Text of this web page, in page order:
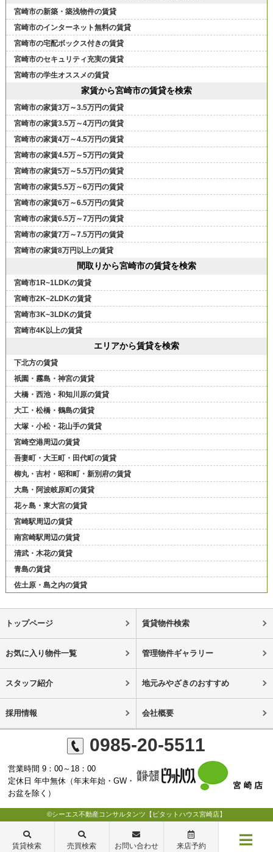
宮崎市の新築・築浅物件の賃貸
宮崎市のインターネット無料の賃貸
宮崎市の宅配ボックス付きの賃貸
宮崎市のセキュリティ充実の賃貸
宮崎市の学生オススメの賃貸
家賃から宮崎市の賃貸を検索
宮崎市の家賃3万～3.5万円の賃貸
宮崎市の家賃3.5万～4万円の賃貸
宮崎市の家賃4万～4.5万円の賃貸
宮崎市の家賃4.5万～5万円の賃貸
宮崎市の家賃5万～5.5万円の賃貸
宮崎市の家賃5.5万～6万円の賃貸
宮崎市の家賃6万～6.5万円の賃貸
宮崎市の家賃6.5万～7万円の賃貸
宮崎市の家賃7万～7.5万円の賃貸
宮崎市の家賃8万円以上の賃貸
間取りから宮崎市の賃貸を検索
宮崎市1R~1LDKの賃貸
宮崎市2K~2LDKの賃貸
宮崎市3K~3LDKの賃貸
宮崎市4K以上の賃貸
エリアから賃貸を検索
下北方の賃貸
祇園・霧島・神宮の賃貸
大橋・西池・和知川原の賃貸
大工・松橋・鶴島の賃貸
大塚・小松・花山手の賃貸
宮崎空港周辺の賃貸
吾妻町・大王町・田代町の賃貸
柳丸・吉村・昭和町・新別府の賃貸
大島・阿波岐原町の賃貸
花ヶ島・東大宮の賃貸
宮崎駅周辺の賃貸
南宮崎駅周辺の賃貸
清武・木花の賃貸
青島の賃貸
佐土原・島之内の賃貸
トップページ 賃貸物件検索
お気に入り物件一覧 管理物件ギャラリー
スタッフ紹介 地元みやざきのおすすめ
採用情報 会社概要
0985-20-5511
営業時間 9：00～18：00
定休日 年中無休（年末年始・GW・
お盆を除く）
©シーエス不動産コンサルタンツ【ピタットハウス宮崎店】
賃貸検索 売買検索 お問い合わせ 来店予約